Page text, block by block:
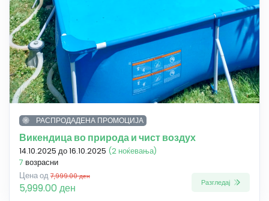
РАСПРОДАДЕНА ПРОМОЦИЈА
Викендица во природа и чист воздух
14.10.2025 до 16.10.2025 (2 ноќевања)
7 возрасни
Цена од 7,999.00 ден
5,999.00 ден Разгледај